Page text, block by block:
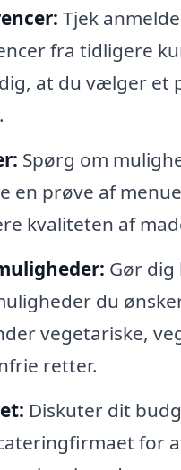
Tjek
fra tidligere
at du vælger et
Spørg om
en prøve af
kvaliteten af
Gør dig
du
vegetariske,
retter.
Diskuter dit
for